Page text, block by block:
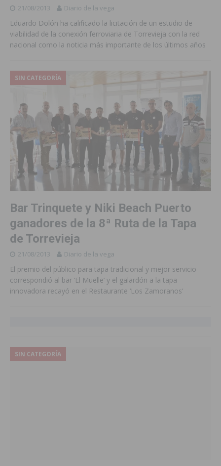
21/08/2013 Diario de la vega
Eduardo Dolón ha calificado la licitación de un estudio de
viabilidad de la conexión ferroviaria de Torrevieja con la red
nacional como la noticia más importante de los últimos años
SIN CATEGORÍA
Bar Trinquete y Niki Beach Puerto
ganadores de la 8ª Ruta de la Tapa
de Torrevieja
21/08/2013 Diario de la vega
El premio del público para tapa tradicional y mejor servicio
correspondió al bar ‘El Muelle’ y el galardón a la tapa
innovadora recayó en el Restaurante ‘Los Zamoranos’
SIN CATEGORÍA